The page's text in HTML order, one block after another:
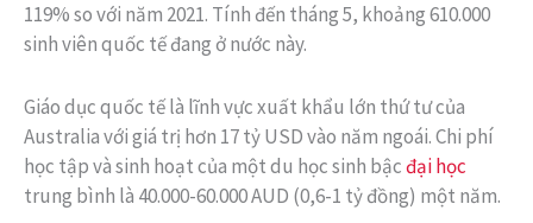
119% so với năm 2021. Tính đến tháng 5, khoảng 610.000
sinh viên quốc tế đang ở nước này.
Giáo dục quốc tế là lĩnh vực xuất khẩu lớn thứ tư của
Australia với giá trị hơn 17 tỷ USD vào năm ngoái. Chi phí
học tập và sinh hoạt của một du học sinh bậcđại học
trung bình là 40.000-60.000 AUD (0,6-1 tỷ đồng) một năm.